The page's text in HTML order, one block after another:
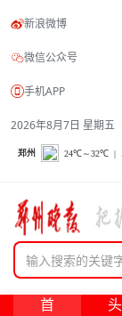
新浪微博
微信公众号
手机APP
2026年8月7日 星期五
首
头